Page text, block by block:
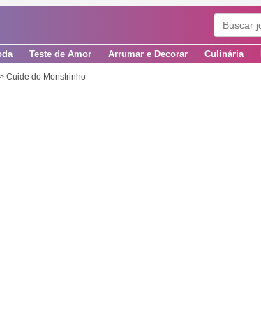
Teste de Amor Arrumar e Decorar Culinária
> Cuide do Monstrinho